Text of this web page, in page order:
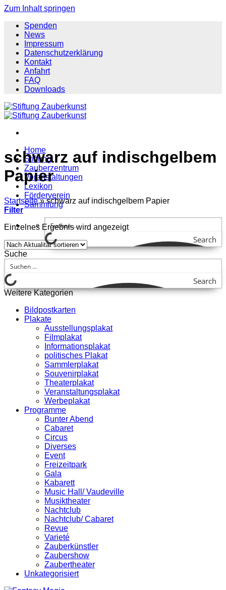
Zum Inhalt springen
Spenden
News
Impressum
Datenschutzerklärung
Kontakt
Anfahrt
FAQ
Downloads
Home
Stiftung
Zauberzentrum
Veranstaltungen
Lexikon
Förderverein
Sammlung
Search
schwarz auf indischgelbem
Papier
Startseite » schwarz auf indischgelbem Papier
Filter
Einzelnes Ergebnis wird angezeigt
Suche
Search
Weitere Kategorien
Bildpostkarten
Plakate
Ausstellungsplakat
Filmplakat
Informationsplakat
politisches Plakat
Sammlerplakat
Souvenirplakat
Theaterplakat
Veranstaltungsplakat
Werbeplakat
Programme
Bunter Abend
Cabaret
Circus
Diverses
Event
Freizeitpark
Gala
Kabarett
Music Hall/ Vaudeville
Musiktheater
Nachtclub
Nachtclub/ Cabaret
Revue
Varieté
Zauberkünstler
Zaubershow
Zaubertheater
Unkategorisiert